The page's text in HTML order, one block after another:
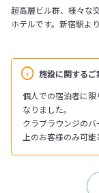
施設に関する
個人での宿泊者に
なりました。
クラブラウンジの
上のお客様のみ可能
超高層ビル群、様々な
ホテルです。新宿駅よ